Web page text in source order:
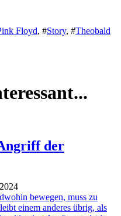
Floyd, #Story, #Theobald
der
bewegen, muss zu
einem anderes übrig, als